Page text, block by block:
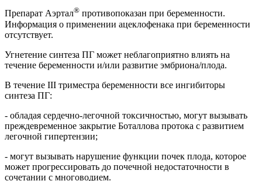
Препарат Аэртал® противопоказан при беременности.
Информация о применении ацеклофенака при беременности
отсутствует.
Угнетение синтеза ПГ может неблагоприятно влиять на
течение беременности и/или развитие эмбриона/плода.
В течение III триместра беременности все ингибиторы
синтеза ПГ:
- обладая сердечно-легочной токсичностью, могут вызывать
преждевременное закрытие Боталлова протока с развитием
легочной гипертензии;
- могут вызывать нарушение функции почек плода, которое
может прогрессировать до почечной недостаточности в
сочетании с многоводием.